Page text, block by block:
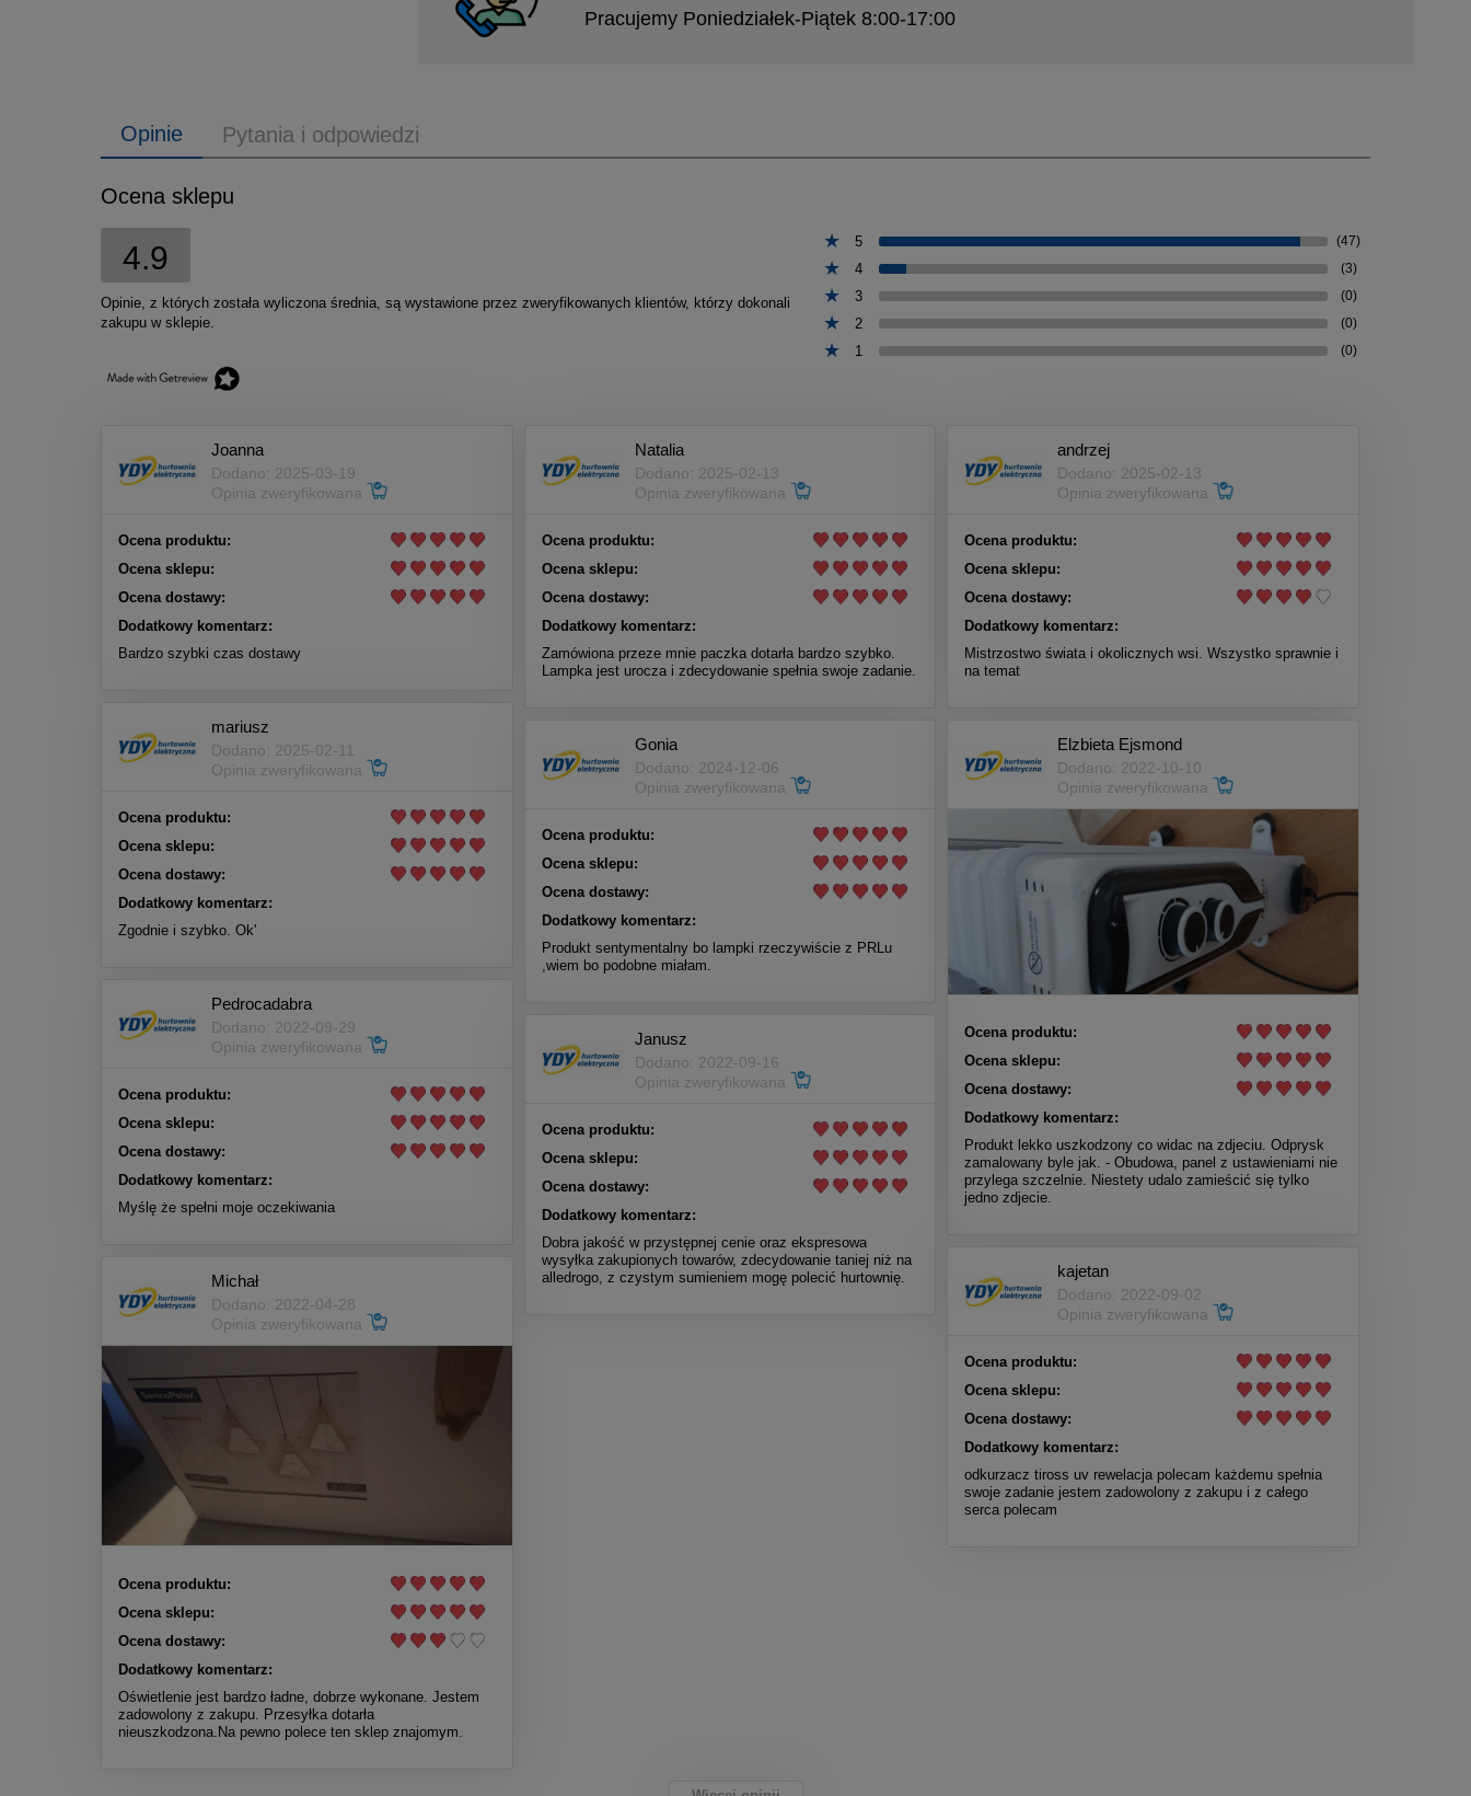
Pracujemy Poniedziałek-Piątek 8:00-17:00
Opinie Pytania i odpowiedzi
Ocena sklepu
4.9
Opinie, z których została wyliczona średnia, są wystawione przez zweryfikowanych klientów, którzy dokonali
zakupu w sklepie.
5 (47)
4 (3)
3 (0)
2 (0)
1 (0)
Joanna
Dodano: 2025-03-19
Opinia zweryfikowana
Ocena produktu:
Ocena sklepu:
Ocena dostawy:
Dodatkowy komentarz:
Bardzo szybki czas dostawy
Natalia
Dodano: 2025-02-13
Opinia zweryfikowana
Ocena produktu:
Ocena sklepu:
Ocena dostawy:
Dodatkowy komentarz:
Zamówiona przeze mnie paczka dotarła bardzo szybko.
Lampka jest urocza i zdecydowanie spełnia swoje zadanie.
andrzej
Dodano: 2025-02-13
Opinia zweryfikowana
Ocena produktu:
Ocena sklepu:
Ocena dostawy:
Dodatkowy komentarz:
Mistrzostwo świata i okolicznych wsi. Wszystko sprawnie i
na temat
mariusz
Dodano: 2025-02-11
Opinia zweryfikowana
Ocena produktu:
Ocena sklepu:
Ocena dostawy:
Dodatkowy komentarz:
Zgodnie i szybko. Ok'
Gonia
Dodano: 2024-12-06
Opinia zweryfikowana
Ocena produktu:
Ocena sklepu:
Ocena dostawy:
Dodatkowy komentarz:
Produkt sentymentalny bo lampki rzeczywiście z PRLu
,wiem bo podobne miałam.
Elzbieta Ejsmond
Dodano: 2022-10-10
Opinia zweryfikowana
Ocena produktu:
Ocena sklepu:
Ocena dostawy:
Dodatkowy komentarz:
Produkt lekko uszkodzony co widac na zdjeciu. Odprysk
zamalowany byle jak. - Obudowa, panel z ustawieniami nie
przylega szczelnie. Niestety udalo zamieścić się tylko
jedno zdjecie.
Pedrocadabra
Dodano: 2022-09-29
Opinia zweryfikowana
Ocena produktu:
Ocena sklepu:
Ocena dostawy:
Dodatkowy komentarz:
Myślę że spełni moje oczekiwania
Janusz
Dodano: 2022-09-16
Opinia zweryfikowana
Ocena produktu:
Ocena sklepu:
Ocena dostawy:
Dodatkowy komentarz:
Dobra jakość w przystępnej cenie oraz ekspresowa
wysyłka zakupionych towarów, zdecydowanie taniej niż na
alledrogo, z czystym sumieniem mogę polecić hurtownię.
kajetan
Dodano: 2022-09-02
Opinia zweryfikowana
Ocena produktu:
Ocena sklepu:
Ocena dostawy:
Dodatkowy komentarz:
odkurzacz tiross uv rewelacja polecam każdemu spełnia
swoje zadanie jestem zadowolony z zakupu i z całego
serca polecam
Michał
Dodano: 2022-04-28
Opinia zweryfikowana
Ocena produktu:
Ocena sklepu:
Ocena dostawy:
Dodatkowy komentarz:
Oświetlenie jest bardzo ładne, dobrze wykonane. Jestem
zadowolony z zakupu. Przesyłka dotarła
nieuszkodzona.Na pewno polece ten sklep znajomym.